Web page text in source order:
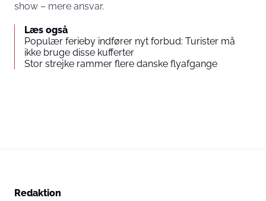
show – mere ansvar.
Læs også
Populær ferieby indfører nyt forbud: Turister må
ikke bruge disse kufferter
Stor strejke rammer flere danske flyafgange
Redaktion